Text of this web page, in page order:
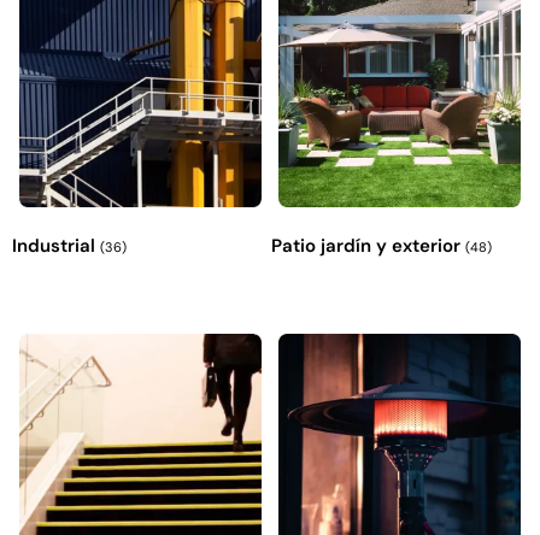
Industrial (36) Patio jardín y exterior (48)